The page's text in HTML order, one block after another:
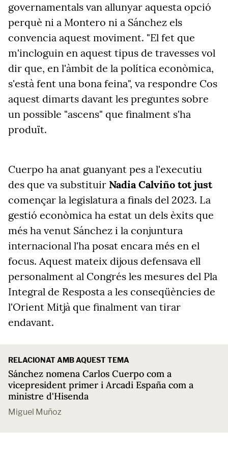
governamentals van allunyar aquesta opció
perquè ni a Montero ni a Sánchez els
convencia aquest moviment. "El fet que
m'incloguin en aquest tipus de travesses vol
dir que, en l'àmbit de la política econòmica,
s'està fent una bona feina", va respondre Cos
aquest dimarts davant les preguntes sobre
un possible "ascens" que finalment s'ha
produït.
Cuerpo ha anat guanyant pes a l'executiu
des que va substituir Nadia Calviño tot just
començar la legislatura a finals del 2023. La
gestió econòmica ha estat un dels èxits que
més ha venut Sánchez i la conjuntura
internacional l'ha posat encara més en el
focus. Aquest mateix dijous defensava ell
personalment al Congrés les mesures del Pla
Integral de Resposta a les conseqüències de
l'Orient Mitjà que finalment van tirar
endavant.
RELACIONAT AMB AQUEST TEMA
Sánchez nomena Carlos Cuerpo com a
vicepresident primer i Arcadi España com a
ministre d'Hisenda
Miguel Muñoz